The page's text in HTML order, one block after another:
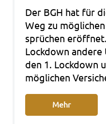
Der BGH hat für
Weg zu
sprü­chen
Lock­down
den 1. Lock­down
mög­li­chen
Mehr